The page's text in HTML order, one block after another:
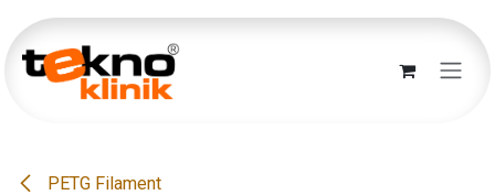
PETG Filament